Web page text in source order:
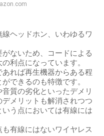
ヘッドホン、いわゆるワ
ないため、コードによる
利点になっています。
れば再生機器からある程
できるのも特徴です。
質の劣化といったデメリ
メリットも解消されつつ
う点においては有線には
有線にはないワイヤレス